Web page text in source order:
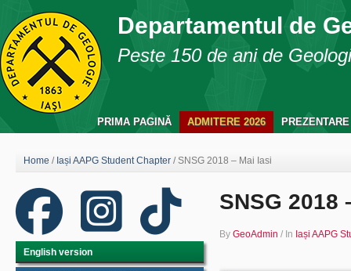
Departamentul de
Peste 150 de ani de
PRIMA PAGINĂ ADMITERE 2026 PREZENTARE
Home / Iași AAPG Student Chapter /SNSG 2018 – Mai Iasi
SNSG 2018
By GeoAdmin / In Iași AAPG
English version